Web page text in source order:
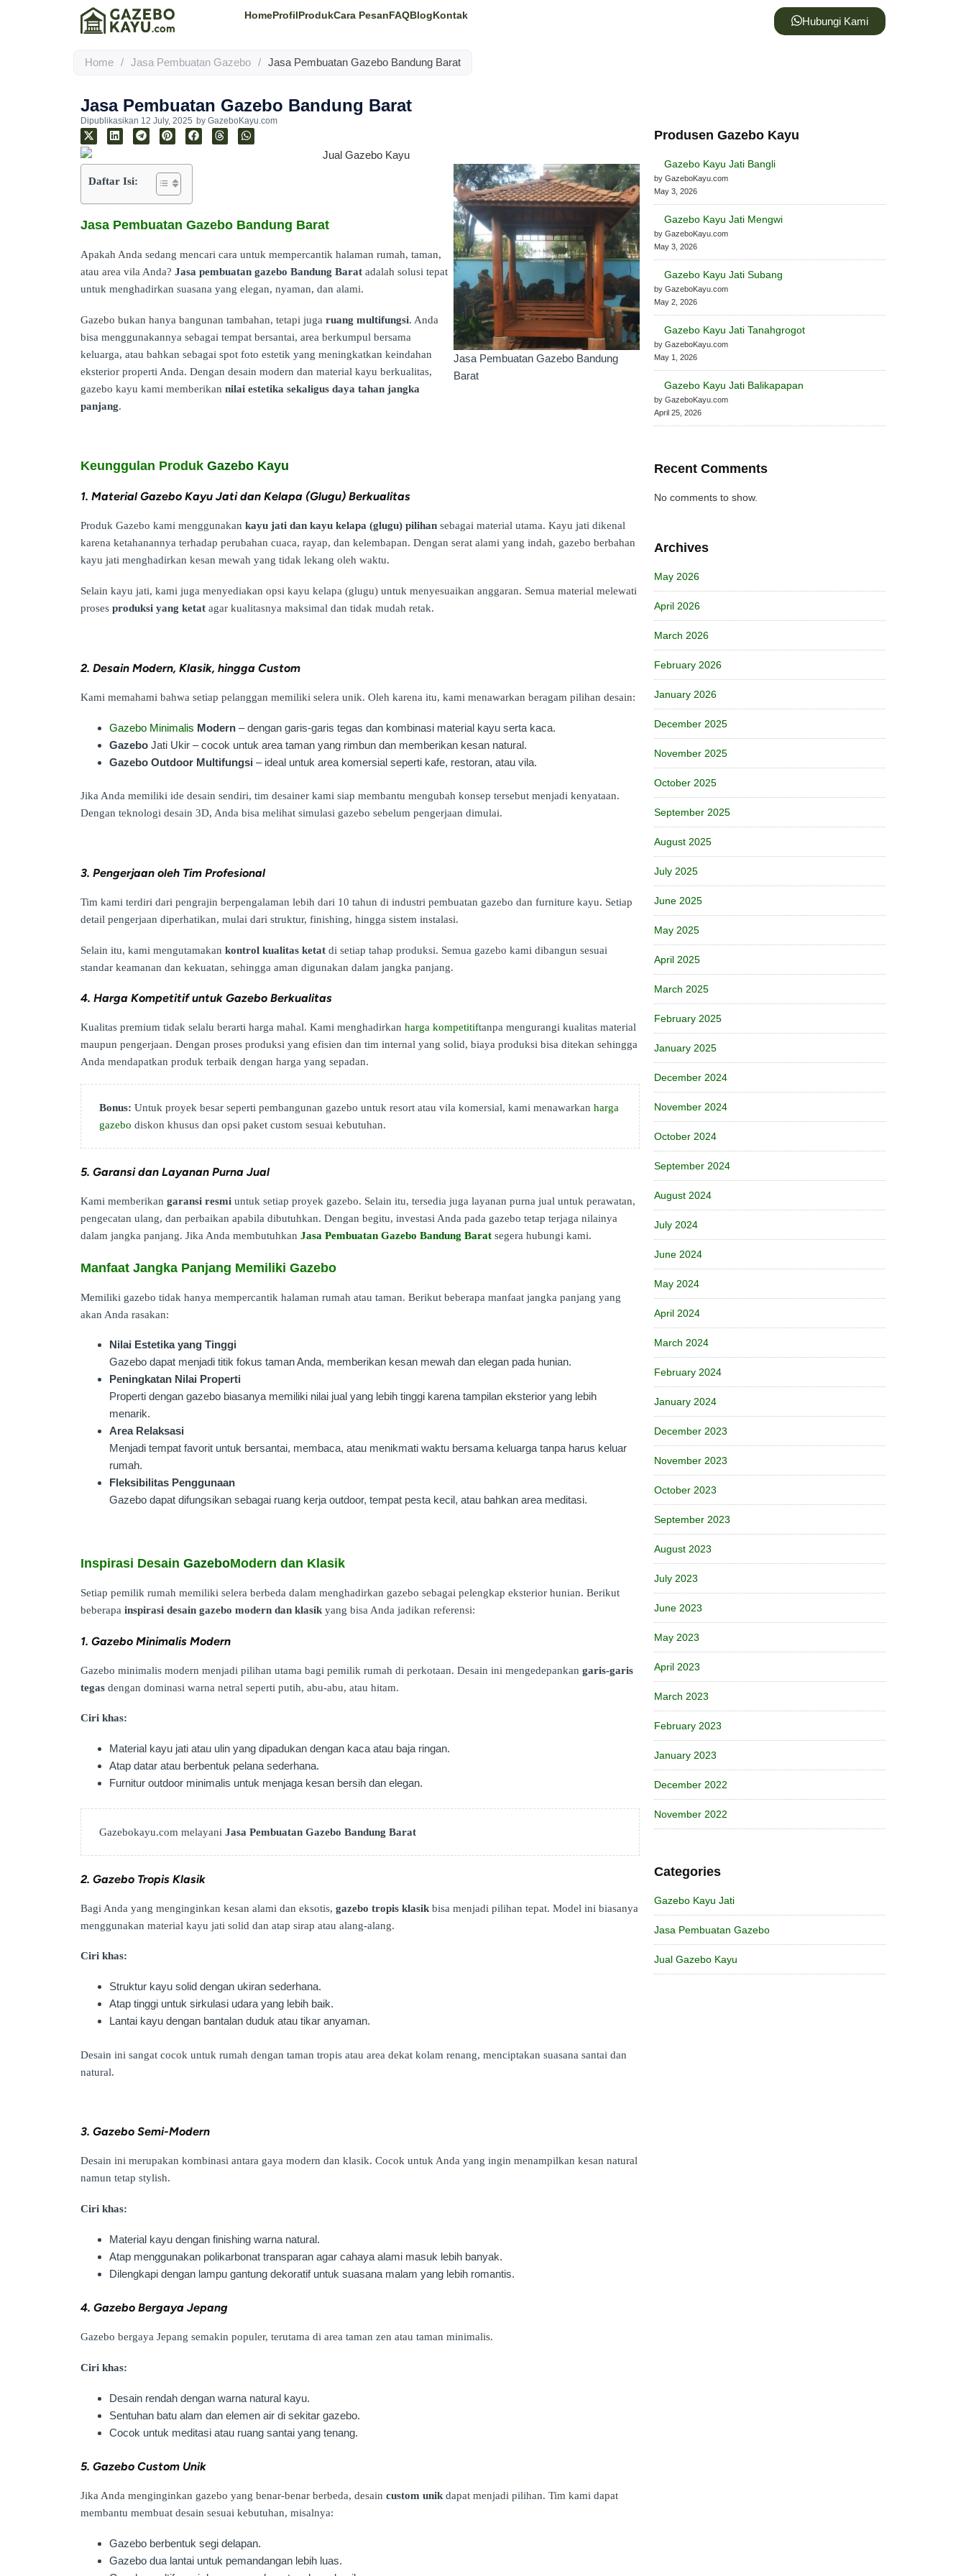
HomeProfilProdukCara PesanFAQBlogKontak Hubungi Kami
Home / Jasa Pembuatan Gazebo / Jasa Pembuatan Gazebo Bandung Barat
Jasa Pembuatan Gazebo Bandung Barat
Dipublikasikan 12 July, 2025 by GazeboKayu.com
Daftar Isi:
Jasa Pembuatan Gazebo Bandung Barat
Apakah Anda sedang mencari cara untuk mempercantik halaman rumah, taman,
atau area vila Anda? Jasa pembuatan gazebo Bandung Barat adalah solusi tepat
untuk menghadirkan suasana yang elegan, nyaman, dan alami.
Gazebo bukan hanya bangunan tambahan, tetapi juga ruang multifungsi. Anda
bisa menggunakannya sebagai tempat bersantai, area berkumpul bersama
keluarga, atau bahkan sebagai spot foto estetik yang meningkatkan keindahan
eksterior properti Anda. Dengan desain modern dan material kayu berkualitas,
gazebo kayu kami memberikan nilai estetika sekaligus daya tahan jangka
panjang.
Jasa Pembuatan Gazebo Bandung
Barat
Keunggulan Produk Gazebo Kayu
1. Material Gazebo Kayu Jati dan Kelapa (Glugu) Berkualitas
Produk Gazebo kami menggunakan kayu jati dan kayu kelapa (glugu) pilihan sebagai material utama. Kayu jati dikenal
karena ketahanannya terhadap perubahan cuaca, rayap, dan kelembapan. Dengan serat alami yang indah, gazebo berbahan
kayu jati menghadirkan kesan mewah yang tidak lekang oleh waktu.
Selain kayu jati, kami juga menyediakan opsi kayu kelapa (glugu) untuk menyesuaikan anggaran. Semua material melewati
proses produksi yang ketat agar kualitasnya maksimal dan tidak mudah retak.
2. Desain Modern, Klasik, hingga Custom
Kami memahami bahwa setiap pelanggan memiliki selera unik. Oleh karena itu, kami menawarkan beragam pilihan desain:
Gazebo Minimalis Modern – dengan garis-garis tegas dan kombinasi material kayu serta kaca.
Gazebo Jati Ukir – cocok untuk area taman yang rimbun dan memberikan kesan natural.
Gazebo Outdoor Multifungsi – ideal untuk area komersial seperti kafe, restoran, atau vila.
Jika Anda memiliki ide desain sendiri, tim desainer kami siap membantu mengubah konsep tersebut menjadi kenyataan.
Dengan teknologi desain 3D, Anda bisa melihat simulasi gazebo sebelum pengerjaan dimulai.
3. Pengerjaan oleh Tim Profesional
Tim kami terdiri dari pengrajin berpengalaman lebih dari 10 tahun di industri pembuatan gazebo dan furniture kayu. Setiap
detail pengerjaan diperhatikan, mulai dari struktur, finishing, hingga sistem instalasi.
Selain itu, kami mengutamakan kontrol kualitas ketat di setiap tahap produksi. Semua gazebo kami dibangun sesuai
standar keamanan dan kekuatan, sehingga aman digunakan dalam jangka panjang.
4. Harga Kompetitif untuk Gazebo Berkualitas
Kualitas premium tidak selalu berarti harga mahal. Kami menghadirkan harga kompetitiftanpa mengurangi kualitas material
maupun pengerjaan. Dengan proses produksi yang efisien dan tim internal yang solid, biaya produksi bisa ditekan sehingga
Anda mendapatkan produk terbaik dengan harga yang sepadan.
Bonus: Untuk proyek besar seperti pembangunan gazebo untuk resort atau vila komersial, kami menawarkan harga
gazebo diskon khusus dan opsi paket custom sesuai kebutuhan.
5. Garansi dan Layanan Purna Jual
Kami memberikan garansi resmi untuk setiap proyek gazebo. Selain itu, tersedia juga layanan purna jual untuk perawatan,
pengecatan ulang, dan perbaikan apabila dibutuhkan. Dengan begitu, investasi Anda pada gazebo tetap terjaga nilainya
dalam jangka panjang. Jika Anda membutuhkan Jasa Pembuatan Gazebo Bandung Barat segera hubungi kami.
Manfaat Jangka Panjang Memiliki Gazebo
Memiliki gazebo tidak hanya mempercantik halaman rumah atau taman. Berikut beberapa manfaat jangka panjang yang
akan Anda rasakan:
Nilai Estetika yang Tinggi
Gazebo dapat menjadi titik fokus taman Anda, memberikan kesan mewah dan elegan pada hunian.
Peningkatan Nilai Properti
Properti dengan gazebo biasanya memiliki nilai jual yang lebih tinggi karena tampilan eksterior yang lebih
menarik.
Area Relaksasi
Menjadi tempat favorit untuk bersantai, membaca, atau menikmati waktu bersama keluarga tanpa harus keluar
rumah.
Fleksibilitas Penggunaan
Gazebo dapat difungsikan sebagai ruang kerja outdoor, tempat pesta kecil, atau bahkan area meditasi.
Inspirasi Desain GazeboModern dan Klasik
Setiap pemilik rumah memiliki selera berbeda dalam menghadirkan gazebo sebagai pelengkap eksterior hunian. Berikut
beberapa inspirasi desain gazebo modern dan klasik yang bisa Anda jadikan referensi:
1. Gazebo Minimalis Modern
Gazebo minimalis modern menjadi pilihan utama bagi pemilik rumah di perkotaan. Desain ini mengedepankan garis-garis
tegas dengan dominasi warna netral seperti putih, abu-abu, atau hitam.
Ciri khas:
Material kayu jati atau ulin yang dipadukan dengan kaca atau baja ringan.
Atap datar atau berbentuk pelana sederhana.
Furnitur outdoor minimalis untuk menjaga kesan bersih dan elegan.
Gazebokayu.com melayani Jasa Pembuatan Gazebo Bandung Barat
2. Gazebo Tropis Klasik
Bagi Anda yang menginginkan kesan alami dan eksotis, gazebo tropis klasik bisa menjadi pilihan tepat. Model ini biasanya
menggunakan material kayu jati solid dan atap sirap atau alang-alang.
Ciri khas:
Struktur kayu solid dengan ukiran sederhana.
Atap tinggi untuk sirkulasi udara yang lebih baik.
Lantai kayu dengan bantalan duduk atau tikar anyaman.
Desain ini sangat cocok untuk rumah dengan taman tropis atau area dekat kolam renang, menciptakan suasana santai dan
natural.
3. Gazebo Semi-Modern
Desain ini merupakan kombinasi antara gaya modern dan klasik. Cocok untuk Anda yang ingin menampilkan kesan natural
namun tetap stylish.
Ciri khas:
Material kayu dengan finishing warna natural.
Atap menggunakan polikarbonat transparan agar cahaya alami masuk lebih banyak.
Dilengkapi dengan lampu gantung dekoratif untuk suasana malam yang lebih romantis.
4. Gazebo Bergaya Jepang
Gazebo bergaya Jepang semakin populer, terutama di area taman zen atau taman minimalis.
Ciri khas:
Desain rendah dengan warna natural kayu.
Sentuhan batu alam dan elemen air di sekitar gazebo.
Cocok untuk meditasi atau ruang santai yang tenang.
5. Gazebo Custom Unik
Jika Anda menginginkan gazebo yang benar-benar berbeda, desain custom unikdapat menjadi pilihan. Tim kami dapat
membantu membuat desain sesuai kebutuhan, misalnya:
Gazebo berbentuk segi delapan.
Gazebo dua lantai untuk pemandangan lebih luas.
Produsen Gazebo Kayu
Gazebo Kayu Jati Bangli
by GazeboKayu.com
May 3, 2026
Gazebo Kayu Jati Mengwi
by GazeboKayu.com
May 3, 2026
Gazebo Kayu Jati Subang
by GazeboKayu.com
May 2, 2026
Gazebo Kayu Jati Tanahgrogot
by GazeboKayu.com
May 1, 2026
Gazebo Kayu Jati Balikapapan
by GazeboKayu.com
April 25, 2026
Recent Comments
No comments to show.
Archives
May 2026
April 2026
March 2026
February 2026
January 2026
December 2025
November 2025
October 2025
September 2025
August 2025
July 2025
June 2025
May 2025
April 2025
March 2025
February 2025
January 2025
December 2024
November 2024
October 2024
September 2024
August 2024
July 2024
June 2024
May 2024
April 2024
March 2024
February 2024
January 2024
December 2023
November 2023
October 2023
September 2023
August 2023
July 2023
June 2023
May 2023
April 2023
March 2023
February 2023
January 2023
December 2022
November 2022
Categories
Gazebo Kayu Jati
Jasa Pembuatan Gazebo
Jual Gazebo Kayu